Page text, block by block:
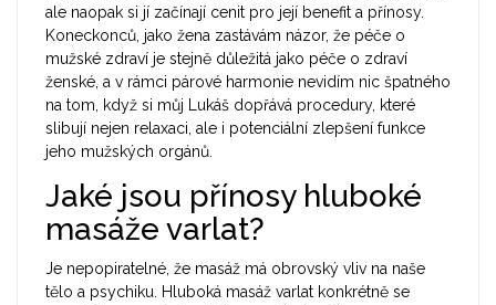
ale naopak si jí začínají cenit pro její benefit a přínosy.
Koneckonců, jako žena zastávám názor, že péče o
mužské zdraví je stejně důležitá jako péče o zdraví
ženské, a v rámci párové harmonie nevidím nic špatného
na tom, když si můj Lukáš dopřává procedury, které
slibují nejen relaxaci, ale i potenciální zlepšení funkce
jeho mužských orgánů.
Jaké jsou přínosy hluboké
masáže varlat?
Je nepopiratelné, že masáž má obrovský vliv na naše
tělo a psychiku. Hluboká masáž varlat konkrétně se